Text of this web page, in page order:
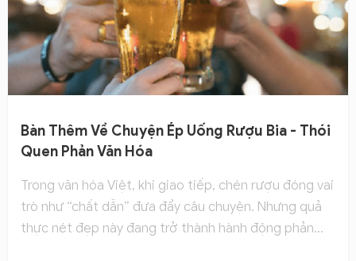
Bàn Thêm Về Chuyện Ép Uống Rượu Bia - Thói
Quen Phản Văn Hóa
Trong văn hóa Việt, khi giao tiếp, chén rượu đóng vai
trò như “chất dẫn” đưa đẩy câu chuyện. Nhưng quả
thực nét đẹp này đang trở thành hành động phản